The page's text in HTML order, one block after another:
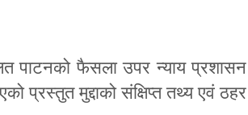
पाटनको फैसला उपर न्याय प्रशासन
प्रस्तुत मुद्दाको संक्षिप्त तथ्य एवं ठहर